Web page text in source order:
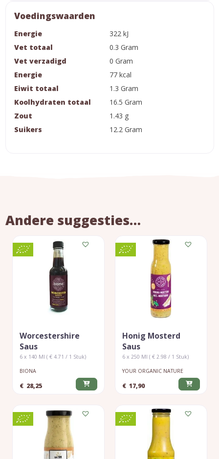
Voedingswaarden
Energie
322 kJ
Vet totaal
0.3 Gram
Vet verzadigd
0 Gram
Energie
77 kcal
Eiwit totaal
1.3 Gram
Koolhydraten totaal
16.5 Gram
Zout
1.43 g
Suikers
12.2 Gram
Andere suggesties…
Worcestershire
Saus
6 x 140 Ml ( € 4.71 / 1 Stuk)
BIONA
€ 28,25
Honig Mosterd
Saus
6 x 250 Ml ( € 2.98 / 1 Stuk)
YOUR ORGANIC NATURE
€ 17,90